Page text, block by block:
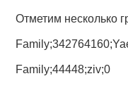
Отметим несколько
Family;44448;ziv;0